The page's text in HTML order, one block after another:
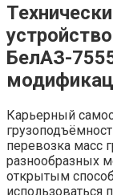
БелАЗ-
Карьерный
перевозка масс
разнообразных
открытым
использоваться